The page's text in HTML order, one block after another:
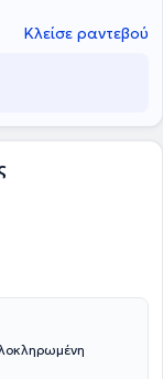
Κλείσε ραντεβού